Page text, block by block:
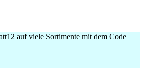
12 auf viele Sortimente mit dem Code